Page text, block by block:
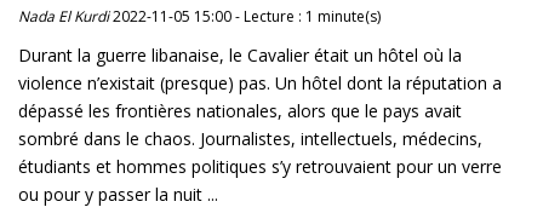
Nada El Kurdi2022-11-05 15:00 - Lecture : 1 minute(s)
Durant la guerre libanaise, le Cavalier était un hôtel où la
violence n’existait (presque) pas. Un hôtel dont la réputation a
dépassé les frontières nationales, alors que le pays avait
sombré dans le chaos. Journalistes, intellectuels, médecins,
étudiants et hommes politiques s’y retrouvaient pour un verre
ou pour y passer la nuit ...